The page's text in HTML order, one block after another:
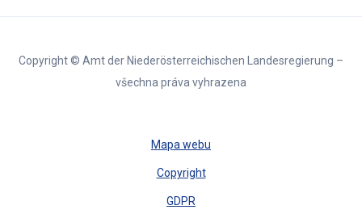
Copyright © Amt der Niederösterreichischen Landesregierung –
všechna práva vyhrazena
Mapa webu
Copyright
GDPR